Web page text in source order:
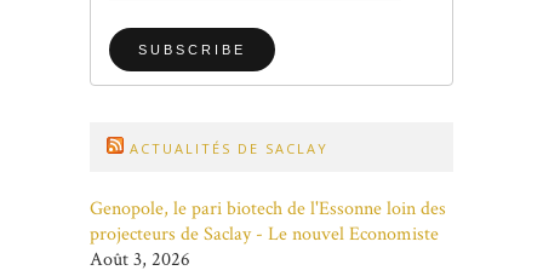
ACTUALITÉS DE SACLAY
Genopole, le pari biotech de l'Essonne loin des
projecteurs de Saclay - Le nouvel Economiste
Août 3, 2026